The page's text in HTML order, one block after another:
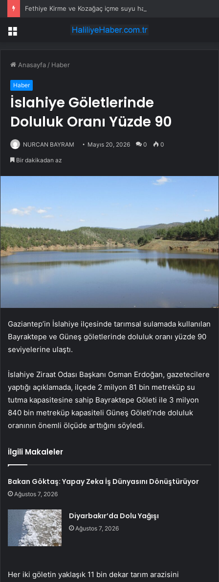
Fethiye Kirme ve Kozağaç içme suyu hatları yenileniyor
Menü
Anasayfa / Haber
Haber
İslahiye Göletlerinde
Doluluk Oranı Yüzde 90
NURCAN BAYRAM Mayıs 20, 2026 0 0
Bir dakikadan az
Gaziantep’in İslahiye ilçesinde tarımsal sulamada kullanılan
Bayraktepe ve Güneş göletlerinde doluluk oranı yüzde 90
seviyelerine ulaştı.
İslahiye Ziraat Odası Başkanı Osman Erdoğan, gazetecilere
yaptığı açıklamada, ilçede 2 milyon 81 bin metreküp su
tutma kapasitesine sahip Bayraktepe Göleti ile 3 milyon
840 bin metreküp kapasiteli Güneş Göleti’nde doluluk
oranının önemli ölçüde arttığını söyledi.
İlgili Makaleler
Bakan Göktaş: Yapay Zeka İş Dünyasını Dönüştürüyor
Ağustos 7, 2026
Diyarbakır’da Dolu Yağışı
Ağustos 7, 2026
Her iki göletin yaklaşık 11 bin dekar tarım arazisini